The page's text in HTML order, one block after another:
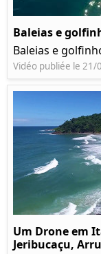
Baleias e
Baleias e
Vidéo publiée le 21/
Um Drone em
Jeribucaçu,